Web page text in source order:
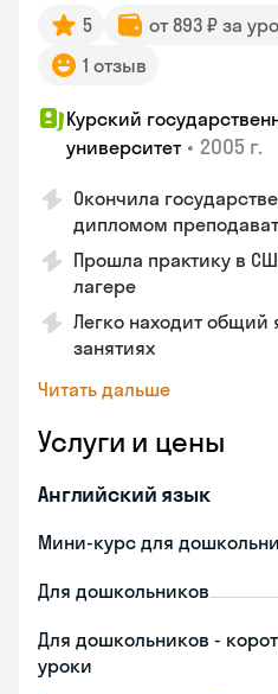
5 от 893 ₽ за
1 отзыв
Курский
университет • 2005 г.
Окончила
дипломом
Прошла практику в
лагере
Легко находит общий
занятиях
Читать дальше
Услуги и цены
Английский язык
Мини-курс для
Для дошкольников
Для дошкольников -
уроки